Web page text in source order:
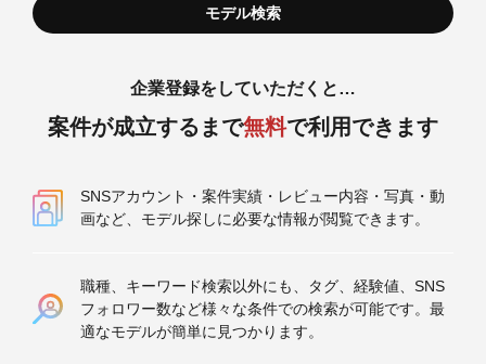
企業登録をしていただくと…
案件が成立するまで無料で利用できます
SNSアカウント・案件実績・レビュー内容・写真・動
画など、モデル探しに必要な情報が閲覧できます。
職種、キーワード検索以外にも、タグ、経験値、SNS
フォロワー数など様々な条件での検索が可能です。最
適なモデルが簡単に見つかります。